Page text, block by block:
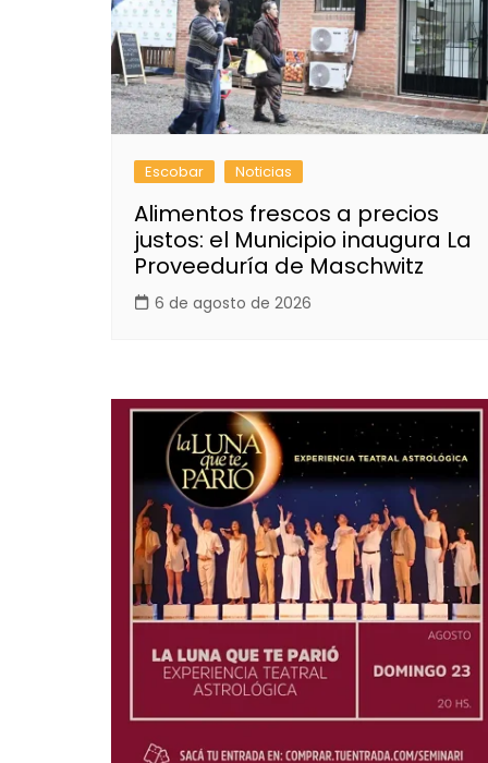
Escobar Noticias
Alimentos frescos a precios
justos: el Municipio inaugura La
Proveeduría de Maschwitz
6 de agosto de 2026